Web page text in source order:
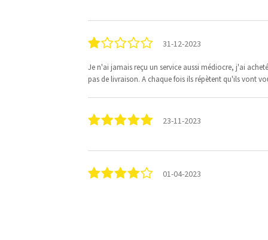
31-12-2023
Je n'ai jamais reçu un service aussi médiocre, j'ai
pas de livraison. A chaque fois ils répètent qu'ils vont
23-11-2023
01-04-2023